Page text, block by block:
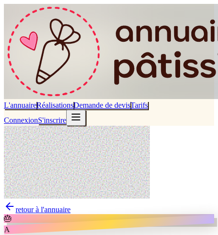
L'annuaireRéalisationsDemande de devisTarifs
ConnexionS'inscrire
retour à l'annuaire
🎂
A